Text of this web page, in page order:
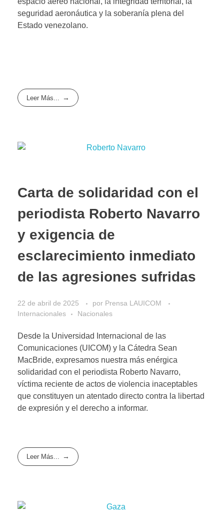
seguridad aeronáutica y la soberanía plena del
Estado venezolano.
Leer Más...
Carta de solidaridad con el
periodista Roberto Navarro
y exigencia de
esclarecimiento inmediato
de las agresiones sufridas
22 de abril de 2025 por Prensa LAUICOM
Internacionales
Nacionales
Desde la Universidad Internacional de las
Comunicaciones (UICOM) y la Cátedra Sean
MacBride, expresamos nuestra más enérgica
solidaridad con el periodista Roberto Navarro,
víctima reciente de actos de violencia inaceptables
que constituyen un atentado directo contra la libertad
de expresión y el derecho a informar.
Leer Más...